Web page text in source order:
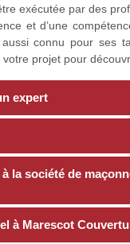
exécutée par des
et d’une
connu pour ses
projet pour
expert
la société de
à Marescot